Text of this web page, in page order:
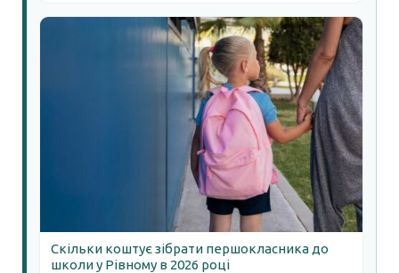
Скільки коштує зібрати першокласника до
школи у Рівному в 2026 році